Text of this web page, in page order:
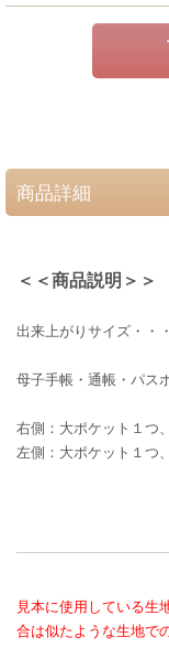
商品詳細
＜＜商品説明＞＞
出来上がりサイズ・・
母子手帳・通帳・パス
右側：大ポケット１つ
左側：大ポケット１つ
見本に使用している生
合は似たような生地で